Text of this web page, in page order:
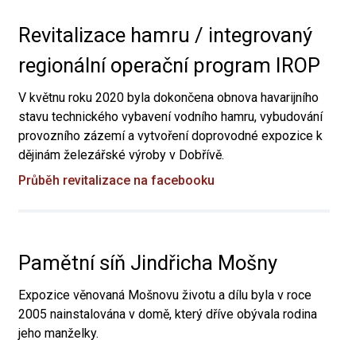
Revitalizace hamru / integrovaný
regionální operační program IROP
V květnu roku 2020 byla dokončena obnova havarijního
stavu technického vybavení vodního hamru, vybudování
provozního zázemí a vytvoření doprovodné expozice k
dějinám železářské výroby v Dobřívě.
Průběh revitalizace na facebooku
Pamětní síň Jindřicha Mošny
Expozice věnovaná Mošnovu životu a dílu byla v roce
2005 nainstalována v domě, který dříve obývala rodina
jeho manželky.